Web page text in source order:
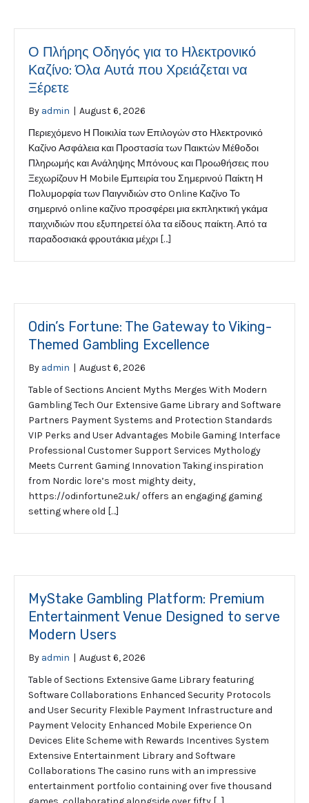
Ο Πλήρης Οδηγός για το Ηλεκτρονικό
Καζίνο: Όλα Αυτά που Χρειάζεται να
Ξέρετε
By admin | August 6, 2026
Περιεχόμενο Η Ποικιλία των Επιλογών στο Ηλεκτρονικό
Καζίνο Ασφάλεια και Προστασία των Παικτών Μέθοδοι
Πληρωμής και Ανάληψης Μπόνους και Προωθήσεις που
Ξεχωρίζουν Η Mobile Εμπειρία του Σημερινού Παίκτη Η
Πολυμορφία των Παιγνιδιών στο Online Καζίνο Το
σημερινό online καζίνο προσφέρει μια εκπληκτική γκάμα
παιχνιδιών που εξυπηρετεί όλα τα είδους παίκτη. Από τα
παραδοσιακά φρουτάκια μέχρι […]
Odin’s Fortune: The Gateway to Viking-
Themed Gambling Excellence
By admin | August 6, 2026
Table of Sections Ancient Myths Merges With Modern
Gambling Tech Our Extensive Game Library and Software
Partners Payment Systems and Protection Standards
VIP Perks and User Advantages Mobile Gaming Interface
Professional Customer Support Services Mythology
Meets Current Gaming Innovation Taking inspiration
from Nordic lore’s most mighty deity,
https://odinfortune2.uk/ offers an engaging gaming
setting where old […]
MyStake Gambling Platform: Premium
Entertainment Venue Designed to serve
Modern Users
By admin | August 6, 2026
Table of Sections Extensive Game Library featuring
Software Collaborations Enhanced Security Protocols
and User Security Flexible Payment Infrastructure and
Payment Velocity Enhanced Mobile Experience On
Devices Elite Scheme with Rewards Incentives System
Extensive Entertainment Library and Software
Collaborations The casino runs with an impressive
entertainment portfolio containing over five thousand